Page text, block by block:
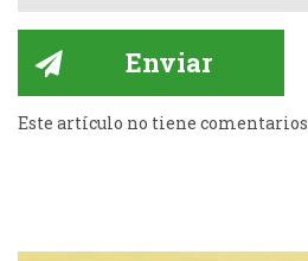
Este artículo no tiene comentarios